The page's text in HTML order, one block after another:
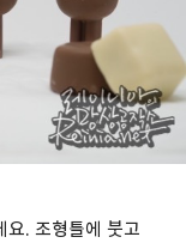
요. 조형틀에 붓고